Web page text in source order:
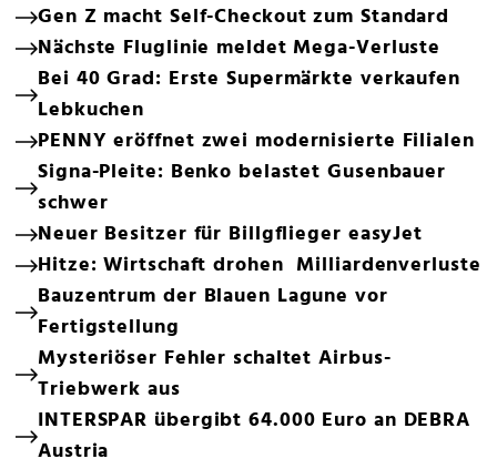
Gen Z macht Self-Checkout zum Standard
Nächste Fluglinie meldet Mega-Verluste
Bei 40 Grad: Erste Supermärkte verkaufen
Lebkuchen
PENNY eröffnet zwei modernisierte Filialen
Signa-Pleite: Benko belastet Gusenbauer
schwer
Neuer Besitzer für Billgflieger easyJet
Hitze: Wirtschaft drohen Milliardenverluste
Bauzentrum der Blauen Lagune vor
Fertigstellung
Mysteriöser Fehler schaltet Airbus-
Triebwerk aus
INTERSPAR übergibt 64.000 Euro an DEBRA
Austria